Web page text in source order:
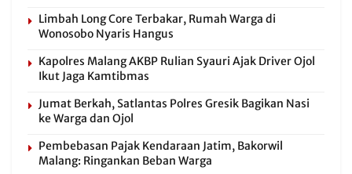
Limbah Long Core Terbakar, Rumah Warga di
Wonosobo Nyaris Hangus
Kapolres Malang AKBP Rulian Syauri Ajak Driver Ojol
Ikut Jaga Kamtibmas
Jumat Berkah, Satlantas Polres Gresik Bagikan Nasi
ke Warga dan Ojol
Pembebasan Pajak Kendaraan Jatim, Bakorwil
Malang: Ringankan Beban Warga